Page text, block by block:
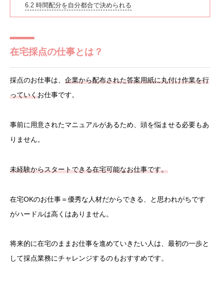
6.2時間配分を自分都合で決められる
在宅採点の仕事とは？
採点のお仕事は、 企業から配布された答案用紙に丸付け作業を行
っていくお仕事です。
事前に用意されたマニュアルがあるため、頭を悩ませる必要もあ
りません。
未経験からスタートできる在宅可能なお仕事です。
在宅OKのお仕事＝優秀な人材だからできる、と思われがちです
がハードルは高くはありません。
将来的に在宅のままお仕事を進めていきたい人は、最初の一歩と
して採点業務にチャレンジするのもおすすめです。